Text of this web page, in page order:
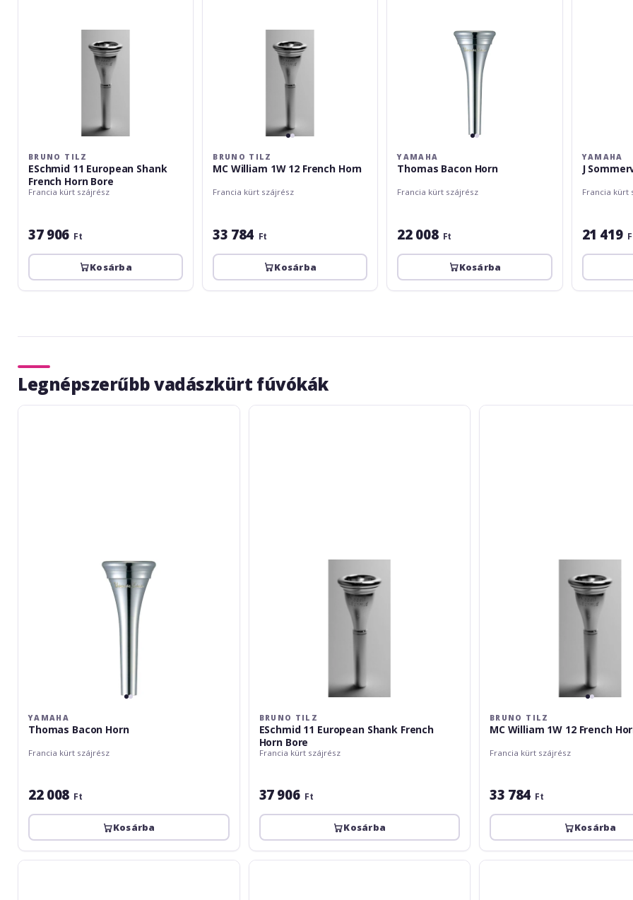
BRUNO TILZ
ESchmid 11 European Shank
French Horn Bore
Francia kürt szájrész
37 906 Ft
Kosárba
BRUNO TILZ
MC William 1W 12 French Horn
Francia kürt szájrész
33 784 Ft
Kosárba
YAMAHA
Thomas Bacon Horn
Francia kürt szájrész
22 008 Ft
Kosárba
YAMAHA
J
Francia kürt
21 419
Legnépszerűbb vadászkürt fúvókák
Yamaha
YAMAHA
Thomas Bacon Horn
Francia kürt szájrész
22 008 Ft
Kosárba
Bruno
BRUNO TILZ
ESchmid 11 European Shank French
Horn Bore
Francia kürt szájrész
37 906 Ft
Kosárba
Bruno
BRUNO TILZ
MC William 1W 12 French
Francia kürt szájrész
33 784 Ft
Kosárba
Yamaha
Gewa
Bruno